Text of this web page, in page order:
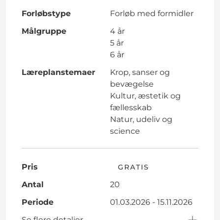
Forløbstype
Forløb med formidler
Målgruppe
4 år
5 år
6 år
Læreplanstemaer
Krop, sanser og
bevægelse
Kultur, æstetik og
fællesskab
Natur, udeliv og
science
Pris GRATIS
Antal
20
Periode
01.03.2026 - 15.11.2026